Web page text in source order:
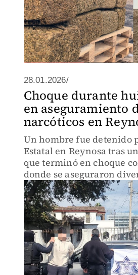
28.01.2026/
Choque durante
en aseguramiento
narcóticos en
Un hombre fue detenido
Estatal en Reynosa tras
que terminó en choque
donde se aseguraron
presunta droga.